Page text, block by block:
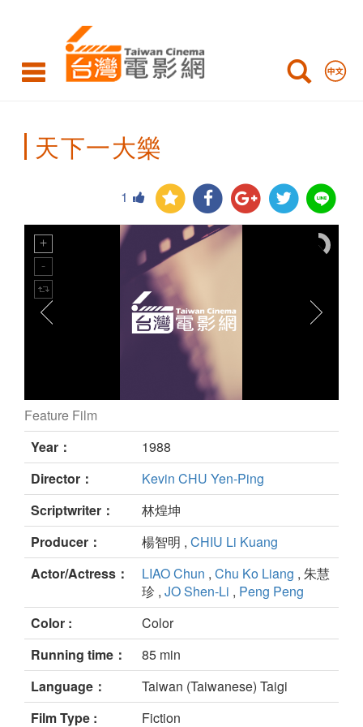
Taiwan
Cinema
天下一大樂
1
still
Feature Film
Year：
1988
Director：
Kevin CHU Yen-Ping
Scriptwriter：
林煌坤
Producer：
楊智明 , CHIU Li Kuang
Actor/Actress：
LIAO Chun , Chu Ko Liang , 朱慧
珍 , JO Shen-Li , Peng Peng
Color :
Color
Running time：
85 min
Language：
Taiwan (Taiwanese) Taigi
Film Type :
Fiction